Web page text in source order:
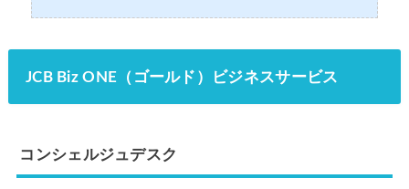
JCB Biz ONE（ゴールド）ビジネスサービス
コンシェルジュデスク